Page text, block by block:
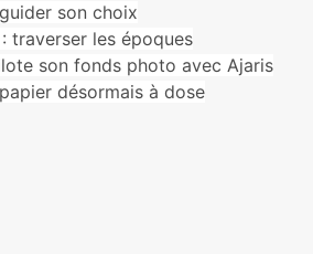
son choix
traverser les époques
son fonds photo avec Ajaris
désormais à dose